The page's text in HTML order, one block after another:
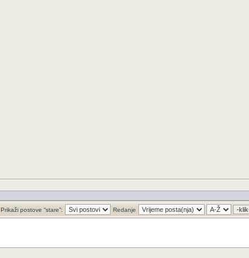
Prikaži postove “stare”: Redanje